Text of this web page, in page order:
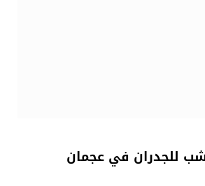
للجدران في عجمان